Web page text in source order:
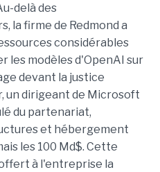
delà des
la firme de Redmond a
considérables
les modèles d'OpenAI sur
devant la justice
un dirigeant de Microsoft
du partenariat,
et hébergement
les 100 Md$. Cette
à l'entreprise la